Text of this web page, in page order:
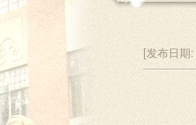
[发布日期: